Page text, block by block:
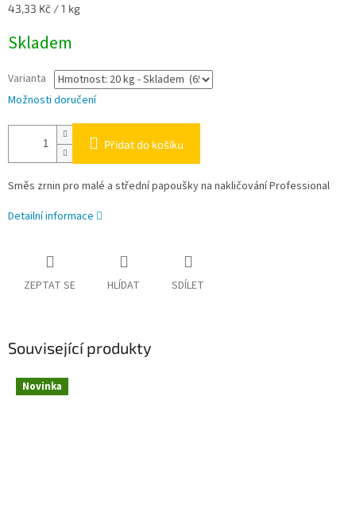
Měrná
43,33 Kč / 1 kg
Skladem
Varianta
Možnosti doručení
Přidat do košíku
Směs zrnin pro malé a střední papoušky na nakličování Professional
Detailní informace
ZEPTAT SE HLÍDAT SDÍLET
Související produkty
Novinka